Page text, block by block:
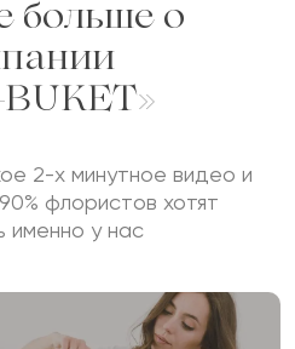
больше о
BUKET»
2-х минутное видео и
флористов хотят
именно у нас